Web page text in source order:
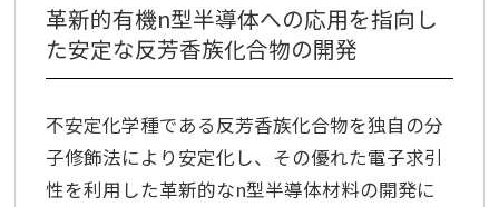
革新的有機n型半導体への応用を指向し
た安定な反芳香族化合物の開発
不安定化学種である反芳香族化合物を独自の分
子修飾法により安定化し、その優れた電子求引
性を利用した革新的なn型半導体材料の開発に